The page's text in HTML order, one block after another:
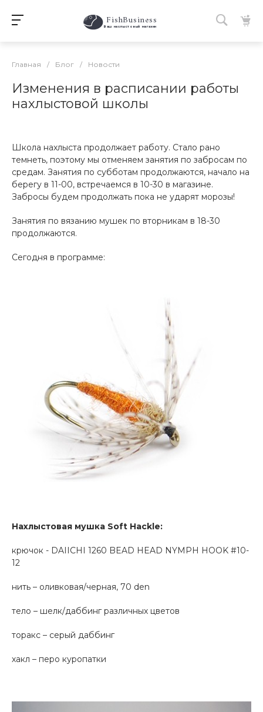
FishBusiness
Ваш нахлыстовый магазин
Главная / Блог / Новости
Изменения в расписании работы
нахлыстовой школы
Школа нахлыста продолжает работу. Стало рано
темнеть, поэтому мы отменяем занятия по забросам по
средам. Занятия по субботам продолжаются, начало на
берегу в 11-00, встречаемся в 10-30 в магазине.
Забросы будем продолжать пока не ударят морозы!
Занятия по вязанию мушек по вторникам в 18-30
продолжаются.
Сегодня в программе:
Нахлыстовая мушка Soft Hackle:
крючок - DAIICHI 1260 BEAD HEAD NYMPH HOOK #10-
12
нить – оливковая/черная, 70 den
тело – шелк/даббинг различных цветов
торакс – серый даббинг
хакл – перо куропатки